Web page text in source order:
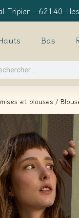
Tripier - 62140
Bas
et blouses /